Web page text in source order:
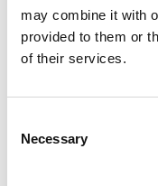
may combine it with
provided to them or
of their services.
Selection
Necessary
Opcional:
especial;
Descargas